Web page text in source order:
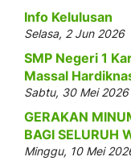
Info Kelulusan
Selasa, 2 Jun 2026
SMP Negeri 1
Massal
Sabtu, 30 Mei 2026
GERAKAN
BAGI SELURUH
Minggu, 10 Mei